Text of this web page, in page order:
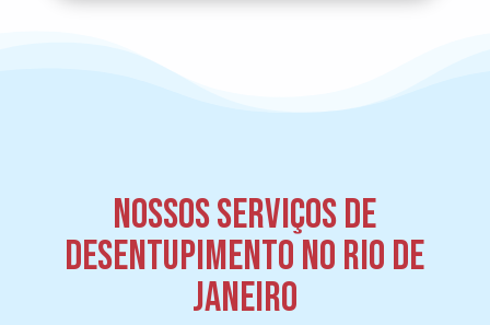
Nossos serviços de
desentupimento no Rio de
Janeiro